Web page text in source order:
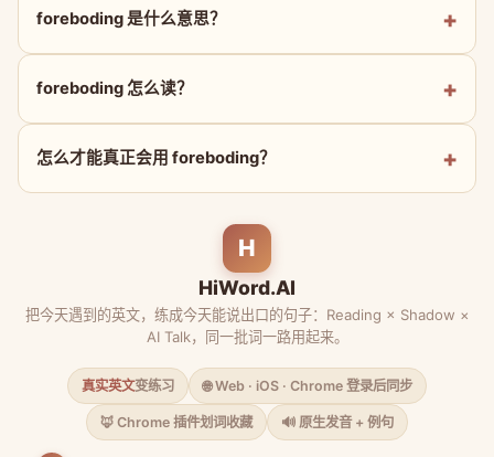
foreboding 是什么意思？
foreboding 怎么读？
怎么才能真正会用 foreboding？
H
HiWord.AI
把今天遇到的英文，练成今天能说出口的句子：Reading × Shadow ×
AI Talk，同一批词一路用起来。
真实英文变练习 🌐 Web · iOS · Chrome 登录后同步
🦊 Chrome 插件划词收藏 🔊 原生发音 + 例句